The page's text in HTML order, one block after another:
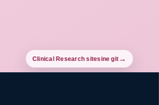
Clinical Research sitesine git